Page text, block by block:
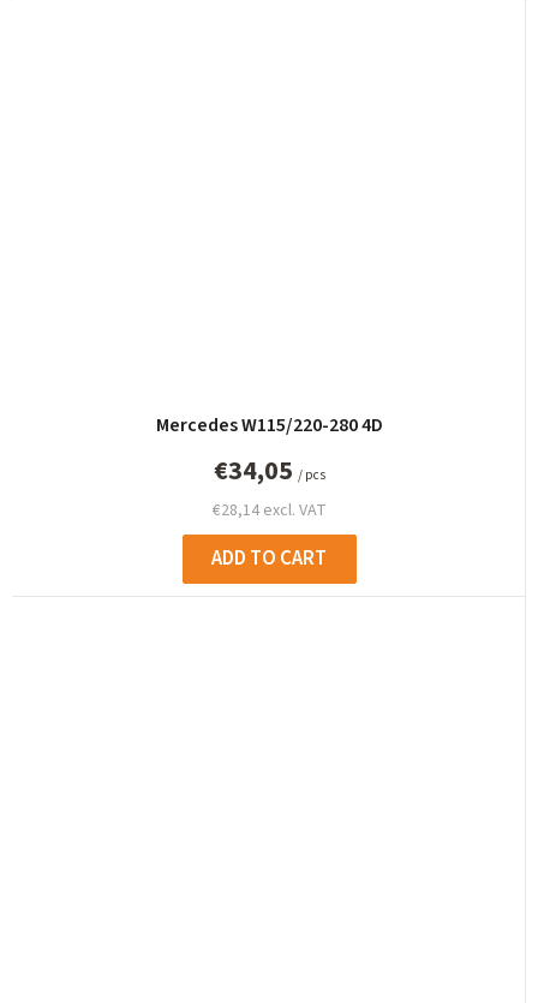
Mercedes W115/220-280 4D
€28,14 excl. VAT
€34,05 / pcs
ADD TO CART